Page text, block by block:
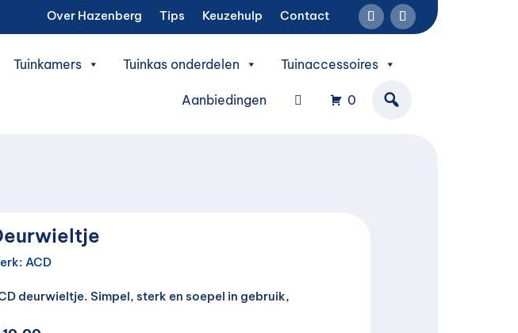
Over Hazenberg Tips Keuzehulp Contact
Tuinkamers Tuinkas onderdelen Tuinaccessoires
Aanbiedingen 0
ACD
deurwieltje. Simpel, sterk en soepel in gebruik,